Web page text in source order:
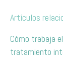
Artículos
Cómo trabaja
tratamiento